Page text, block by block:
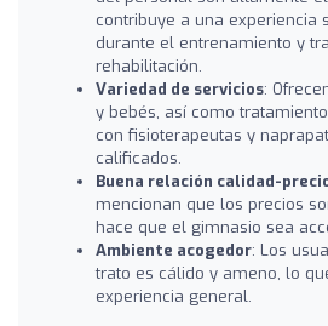
contribuye a una experiencia
durante el entrenamiento y
rehabilitación.
Variedad de servicios:
y bebés, así como
con fisioterapeutas y
calificados.
Buena relación calidad-
mencionan que los precios
hace que el gimnasio sea
Ambiente acogedor: Los
trato es cálido y ameno, lo
experiencia general.